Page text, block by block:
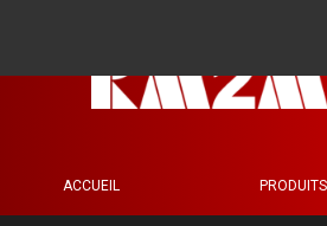
ACCUEIL
– PRODUITS
–